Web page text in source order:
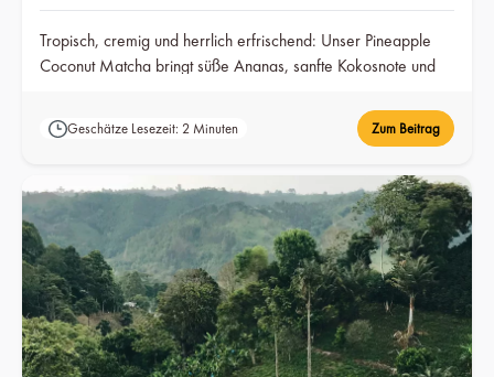
Tropisch, cremig und herrlich erfrischend: Unser Pineapple
Coconut Matcha bringt süße Ananas, sanfte Kokosnote und
Geschätze Lesezeit: 2 Minuten Zum Beitrag